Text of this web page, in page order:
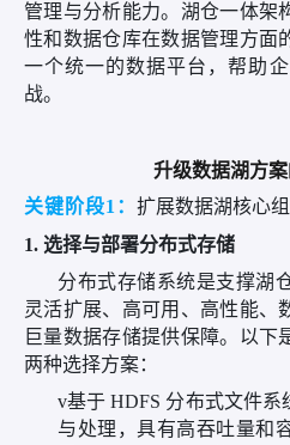
管理与分析能力。湖仓一体架
性和数据仓库在数据管理方面
一个统一的数据平台，帮助
战。
升级数据湖方
关键阶段1： 扩展数据湖核心
1. 选择与部署分布式存储
分布式存储系统是支撑湖
灵活扩展、高可用、高性能、
巨量数据存储提供保障。以下
两种选择方案：
v基于 HDFS 分布式文件系
与处理，具有高吞吐量和